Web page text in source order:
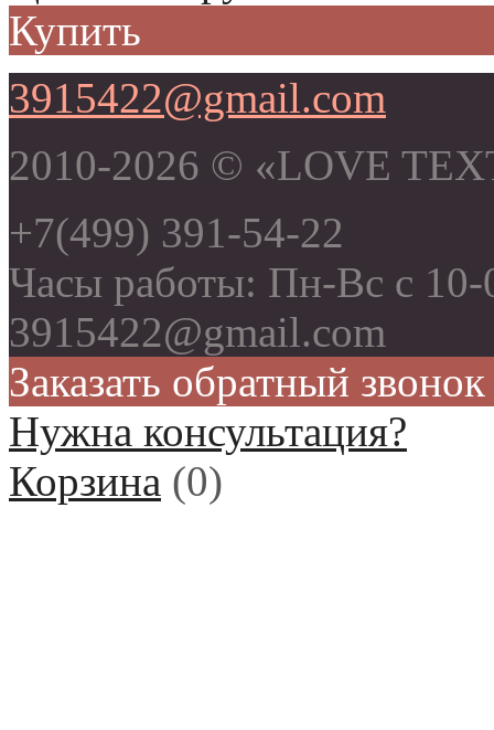
Купить
3915422@gmail.com
2010-2026 © «LOVE
+7(499) 391-54-22
Часы работы: Пн-Вс с
3915422@gmail.com
Заказать обратный звонок
Нужна консультация?
Корзина (0)